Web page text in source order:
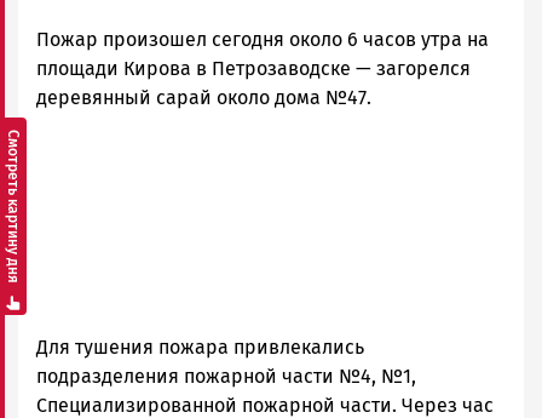
Смотреть картину дня
Петрозаводска
и
Карелии
Пожар произошел сегодня около 6 часов утра на
площади Кирова в Петрозаводске — загорелся
деревянный сарай около дома №47.
Для тушения пожара привлекались
подразделения пожарной части №4, №1,
Специализированной пожарной части. Через час